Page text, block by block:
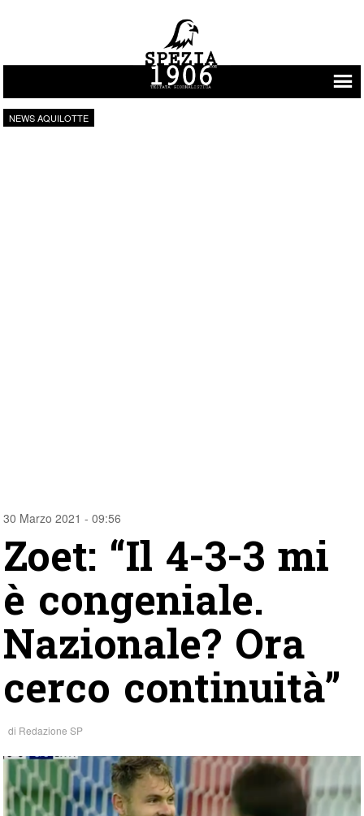
Vai al contenuto
NEWS AQUILOTTE
30 Marzo 2021 - 09:56
Zoet: “Il 4-3-3 mi
è congeniale.
Nazionale? Ora
cerco continuità”
di Redazione SP